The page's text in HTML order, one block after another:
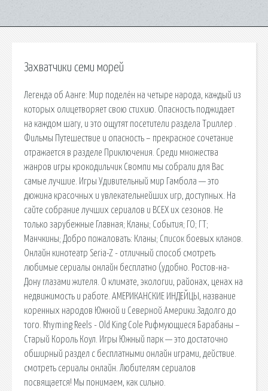
Захватчики семи морей
Легенда об Аанге: Мир поделён на четыре народа, каждый из
которых олицетворяет свою стихию. Опасность поджидает
на каждом шагу, и это ощутят посетители раздела Триллер .
Фильмы Путешествие и опасность – прекрасное сочетание
отражается в разделе Приключения. Среди множества
жанров игры крокодильчик Свомпи мы собрали для Вас
самые лучшие. Игры Удивительный мир Гамбола — это
дюжина красочных и увлекательнейших игр, доступных. На
сайте собрание лучших сериалов и ВСЕХ их сезонов. Не
только зарубежные Главная; Кланы; События; ГО; ГТ;
Манчкины; Добро пожаловать: Кланы; Список боевых кланов.
Онлайн кинотеатр Seria-Z - отличный способ смотреть
любимые сериалы онлайн бесплатно (удобно. Ростов-на-
Дону глазами жителя. О климате, экологии, районах, ценах на
недвижимость и работе. АМЕРИКАНСКИЕ ИНДЕЙЦЫ, название
коренных народов Южной и Северной Америки.Задолго до
того. Rhyming Reels - Old King Cole Рифмующиеся Барабаны –
Старый Король Коул. Игры Южный парк — это достаточно
обширный раздел с бесплатными онлайн играми, действие.
cмотреть сериалы онлайн. Любителям сериалов
посвящается! Мы понимаем, как сильно.